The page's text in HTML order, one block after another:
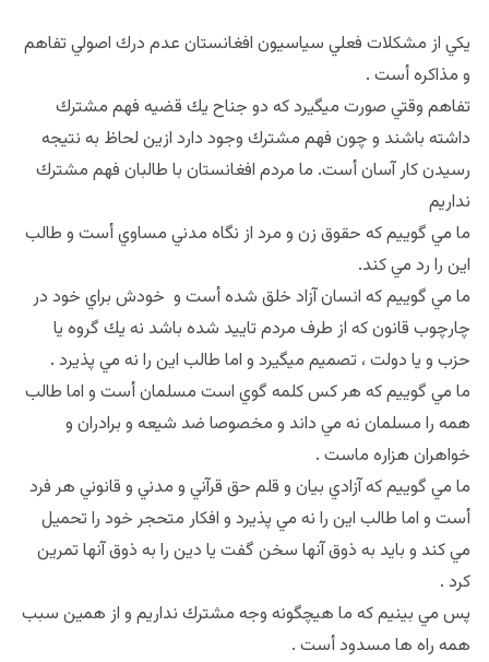
يكي از مشكلات فعلي سياسيون افغانستان عدم درك اصولي تفاهم
و مذاكره أست .
تفاهم وقتي صورت ميگيرد كه دو جناح يك قضيه فهم مشترك
داشته باشند و چون فهم مشترك وجود دارد ازين لحاظ به نتيجه
رسيدن كار آسان أست. ما مردم افغانستان با طالبان فهم مشترك
نداريم
ما مي گوييم كه حقوق زن و مرد از نگاه مدني مساوي أست و طالب
اين را رد مي كند.
ما مي گوييم كه انسان آزاد خلق شده أست و خودش براي خود در
چارچوب قانون كه از طرف مردم تاييد شده باشد نه يك گروه يا
حزب و يا دولت ، تصميم ميگيرد و اما طالب اين را نه مي پذيرد .
ما مي گوييم كه هر كس كلمه گوي است مسلمان أست و اما طالب
همه را مسلمان نه مي داند و مخصوصا ضد شيعه و برادران و
خواهران هزاره ماست .
ما مي گوييم كه آزادي بيان و قلم حق قرآني و مدني و قانوني هر فرد
أست و اما طالب اين را نه مي پذيرد و افكار متحجر خود را تحميل
مي كند و بايد به ذوق آنها سخن گفت يا دين را به ذوق آنها تمرين
كرد .
پس مي بينيم كه ما هيچگونه وجه مشترك نداريم و از همين سبب
همه راه ها مسدود أست .